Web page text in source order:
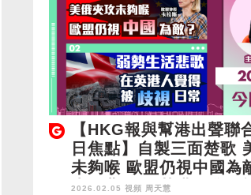
【HKG報與幫港出聲聯
日焦點】自製三面楚歌
未夠喉 歐盟仍視中國為
生活悲歌 在英港人覺得
2026.02.05 視頻 周天慧